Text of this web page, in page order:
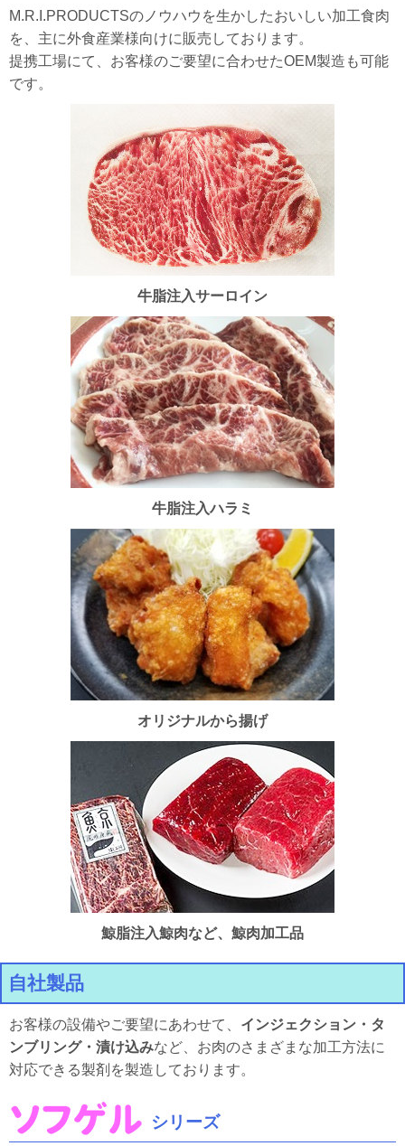
M.R.I.PRODUCTSのノウハウを生かしたおいしい加工食肉
を、主に外食産業様向けに販売しております。
提携工場にて、お客様のご要望に合わせたOEM製造も可能
です。
牛脂注入サーロイン
牛脂注入ハラミ
オリジナルから揚げ
鯨脂注入鯨肉など、鯨肉加工品
自社製品
お客様の設備やご要望にあわせて、 インジェクション・タ
ンブリング・漬け込みなど、お肉のさまざまな加工方法に
対応できる製剤を製造しております。
シリーズ